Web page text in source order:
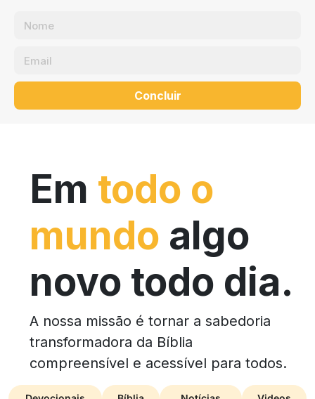
Concluir
Em todo o
mundo algo
novo todo dia.
A nossa missão é tornar a sabedoria
transformadora da Bíblia
compreensível e acessível para todos.